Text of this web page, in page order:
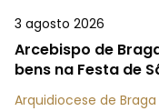
3 agosto 2026
Arcebispo de
bens na Festa de
Arquidiocese de Braga